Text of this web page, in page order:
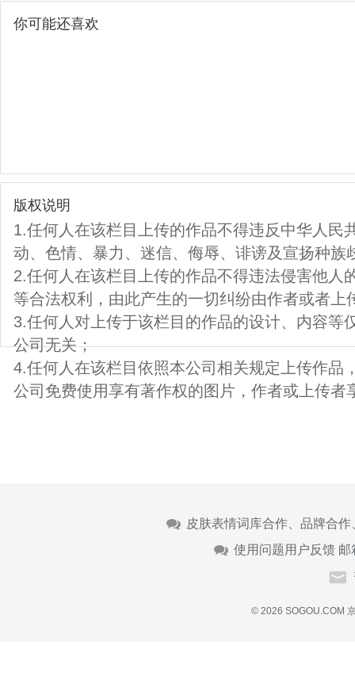
你可能还喜欢
版权说明
1.任何人在该栏目上传的作品不得违反中华人民
动、色情、暴力、迷信、侮辱、诽谤及宣扬种族
2.任何人在该栏目上传的作品不得违法侵害他人
等合法权利，由此产生的一切纠纷由作者或者上
3.任何人对上传于该栏目的作品的设计、内容等
公司无关；
4.任何人在该栏目依照本公司相关规定上传作品
公司免费使用享有著作权的图片，作者或上传者
皮肤表情词库合作、品牌合
使用问题用户反馈 邮
© 2026 SOGOU.COM